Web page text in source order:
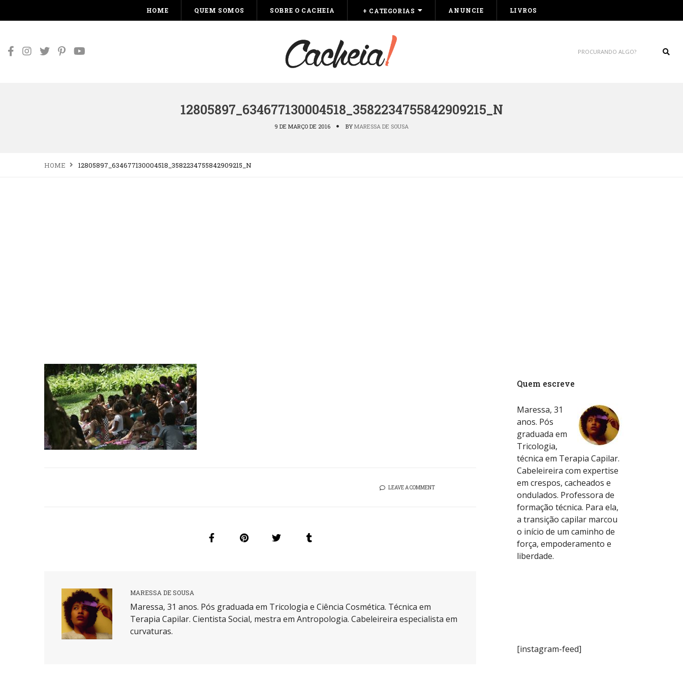
HOME QUEM SOMOS SOBRE O CACHEIA + CATEGORIAS ANUNCIE LIVROS
12805897_634677130004518_3582234755842909215_N
9 DE MARÇO DE 2016 BY MARESSA DE SOUSA
HOME 12805897_634677130004518_3582234755842909215_N
LEAVE A COMMENT
MARESSA DE SOUSA
Maressa, 31 anos. Pós graduada em Tricologia e Ciência Cosmética. Técnica em
Terapia Capilar. Cientista Social, mestra em Antropologia. Cabeleireira especialista em
curvaturas.
Quem escreve
Maressa, 31
anos. Pós
graduada em
Tricologia,
técnica em Terapia Capilar.
Cabeleireira com expertise
em crespos, cacheados e
ondulados. Professora de
formação técnica. Para ela,
a transição capilar marcou
o início de um caminho de
força, empoderamento e
liberdade.
[instagram-feed]